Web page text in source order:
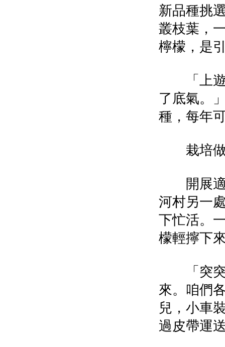
新品種挑
叢枝葉，
檸檬，是
「上遊
了底氣。
種，每年
栽培做
開展適
河村另一
下忙活。
檬輕擰下
「突突
來。咱們
兒，小車
過皮帶運